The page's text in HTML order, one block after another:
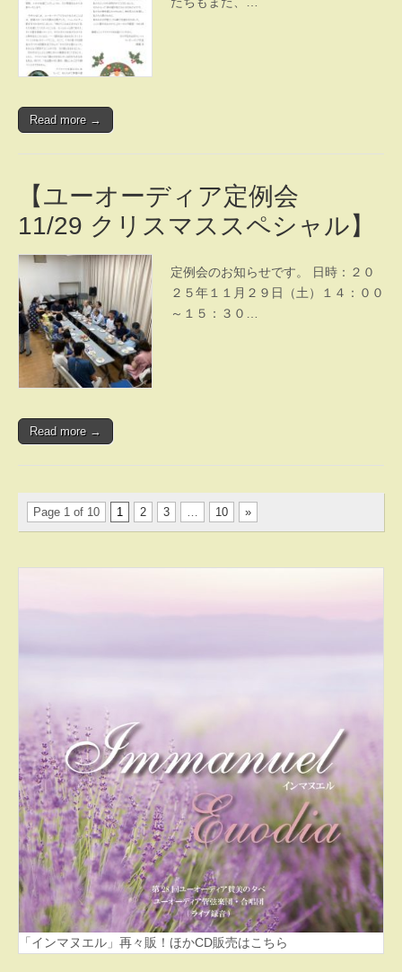
Read more →
【ユーオーディア定例会
11/29 クリスマススペシャル】
定例会のお知らせです。 日時：２０
２５年１１月２９日（土）１４：００
～１５：３０…
Read more →
Page 1 of 10 1 2 3 … 10 »
「インマヌエル」再々販！ほかCD販売はこちら